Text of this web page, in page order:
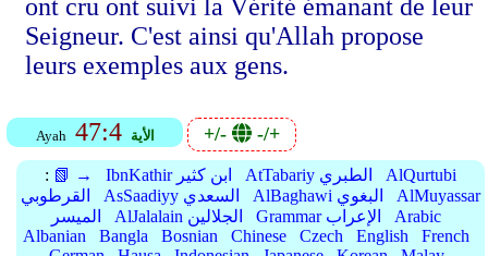
ont cru ont suivi la Vérité émanant de leur
Seigneur. C'est ainsi qu'Allah propose
leurs exemples aux gens.
Ayah 47:4 الأية +/- -/+
: 📗 → IbnKathir ابن كثير AtTabariy الطبري
AlQurtubi
القرطوبي
AsSaadiyy السعدي AlBaghawi البغوي
AlMuyassar
الميسر
AlJalalain الجلالين Grammar الإعراب
Arabic
Albanian
Bangla Bosnian Chinese Czech English
French